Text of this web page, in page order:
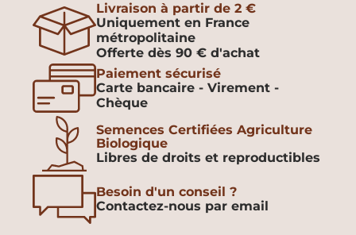
Livraison à partir de 2 €
Uniquement en France
métropolitaine
Offerte dès 90 € d'achat
Paiement sécurisé
Carte bancaire - Virement -
Chèque
Semences Certifiées Agriculture
Biologique
Libres de droits et reproductibles
Besoin d'un conseil ?
Contactez-nous par email